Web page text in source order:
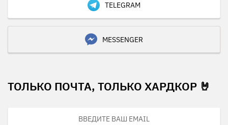
TELEGRAM
MESSENGER
ТОЛЬКО ПОЧТА, ТОЛЬКО ХАРДКОР 🤘